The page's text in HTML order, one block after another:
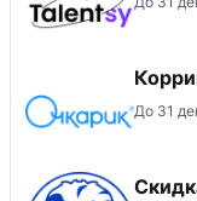
До 31